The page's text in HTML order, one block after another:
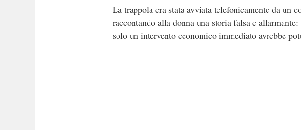
La trappola era stata avviata telefonicamente da un
raccontando alla donna una storia falsa e
solo un intervento economico immediato avrebbe